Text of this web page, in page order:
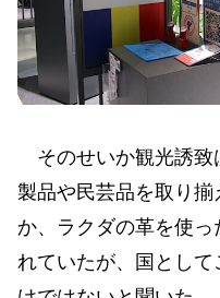
そのせいか観光誘致
製品や民芸品を取り
か、ラクダの革を使
れていたが、国とし